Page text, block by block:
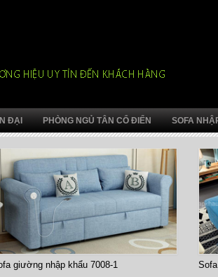
ĐẠI PHÒNG NGỦ TÂN CỔ ĐIỂN SOFA
giường nhập khẩu 7008-1
Sofa